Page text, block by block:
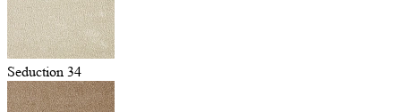
Seduction 34